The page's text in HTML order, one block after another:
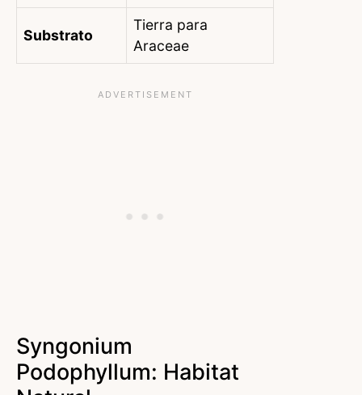
Substrato
Tierra para
Araceae
Syngonium
Podophyllum: Habitat